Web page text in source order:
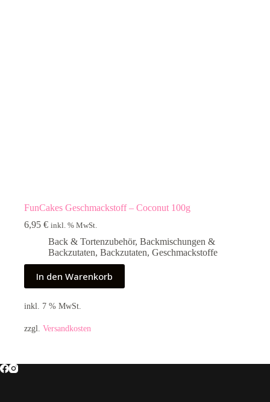
FunCakes Geschmackstoff – Coconut 100g
6,95 € inkl. % MwSt.
Back & Tortenzubehör, Backmischungen &
Backzutaten, Backzutaten, Geschmackstoffe
In den Warenkorb
inkl. 7 % MwSt.
zzgl. Versandkosten